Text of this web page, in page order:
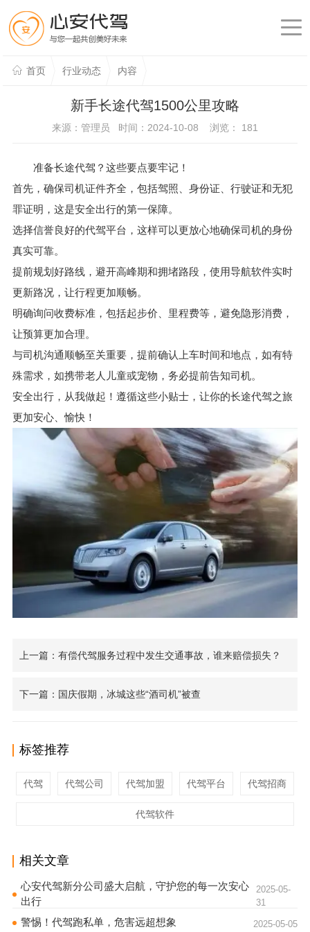
首页 行业动态 内容
新手长途代驾1500公里攻略
来源：管理员 时间：2024-10-08 浏览： 181
准备长途代驾？这些要点要牢记！
首先，确保司机证件齐全，包括驾照、身份证、行驶证和无犯
罪证明，这是安全出行的第一保障。
选择信誉良好的代驾平台，这样可以更放心地确保司机的身份
真实可靠。
提前规划好路线，避开高峰期和拥堵路段，使用导航软件实时
更新路况，让行程更加顺畅。
明确询问收费标准，包括起步价、里程费等，避免隐形消费，
让预算更加合理。
与司机沟通顺畅至关重要，提前确认上车时间和地点，如有特
殊需求，如携带老人儿童或宠物，务必提前告知司机。
安全出行，从我做起！遵循这些小贴士，让你的长途代驾之旅
更加安心、愉快！
上一篇：有偿代驾服务过程中发生交通事故，谁来赔偿损失？
下一篇：国庆假期，冰城这些“酒司机”被查
标签推荐
代驾 代驾公司 代驾加盟 代驾平台 代驾招商
代驾软件
相关文章
心安代驾新分公司盛大启航，守护您的每一次安心
出行
2025-05-
31
警惕！代驾跑私单，危害远超想象 2025-05-05